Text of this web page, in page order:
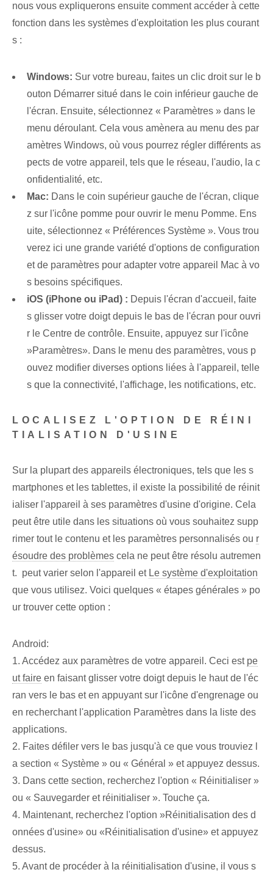
nous vous expliquerons ensuite comment accéder à cette
fonction dans les systèmes d'exploitation les plus courant
s :
Windows: Sur votre ⁤bureau‌, faites un clic droit⁣ sur le b
outon Démarrer situé dans le ‌coin inférieur gauche​ de
l'écran. Ensuite, sélectionnez « Paramètres » ‌dans le
menu déroulant. Cela vous amènera au menu des par
amètres Windows, où vous pourrez régler différents as
pects de votre appareil, tels que le réseau, l'audio, la c
onfidentialité, etc.
Mac: ⁤Dans le coin supérieur gauche de l'écran⁢, clique
z sur l'icône ⁣pomme pour ouvrir le menu Pomme. ⁣Ens
uite, sélectionnez⁤ « Préférences Système⁤ ». Vous trou
verez ici une grande variété d'options de configuration
et de paramètres pour adapter votre appareil Mac à vo
s besoins spécifiques.
iOS (iPhone ou⁤ iPad) : Depuis l'écran d'accueil, faite
s glisser votre doigt depuis le bas de l'écran pour ouvri
r le Centre de contrôle. Ensuite, appuyez sur l'icône
⁣»Paramètres». Dans le menu des paramètres, vous p
ouvez modifier diverses options liées à l'appareil, telle
s que la connectivité, l'affichage, les notifications, etc.
LOCALISEZ L'OPTION DE RÉINI
TIALISATION D'USINE⁤
Sur la plupart des appareils électroniques, tels que les s
martphones et les tablettes, il existe la possibilité de réinit
ialiser l'appareil à ses paramètres d'usine d'origine. Cela
peut être utile dans les situations où vous souhaitez supp
rimer tout le contenu et les paramètres personnalisés ou r
ésoudre des problèmes cela ne peut être résolu autremen
t. ⁣ peut varier selon ⁣l'appareil et Le système d'exploitation
que vous utilisez.​ Voici quelques « étapes générales » po
ur trouver cette option :
Android:
1.⁤ Accédez‌ aux paramètres de votre appareil.⁢ Ceci ‌est pe
ut faire ⁢en faisant glisser votre doigt depuis le haut⁤ de l'éc
ran vers le bas et en appuyant sur l'icône d'engrenage‌ ou
en recherchant l'application Paramètres dans la liste des
applications.
2. Faites défiler vers le bas jusqu'à ce que vous trouviez l
a section « Système » ou « Général » et appuyez dessus.
3. ‌Dans cette section, recherchez l'option « Réinitialiser »
ou « Sauvegarder et réinitialiser ». Touche ça.
4.‍ Maintenant, recherchez l'option ‍»Réinitialisation des d
onnées⁤ d'usine» ou «Réinitialisation d'usine»⁣ et appuyez
dessus.
5. Avant de procéder à la réinitialisation d'usine, il vous s